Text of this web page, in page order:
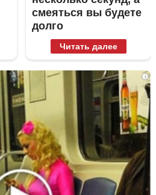
смеяться вы будете
долго
Читать далее
i